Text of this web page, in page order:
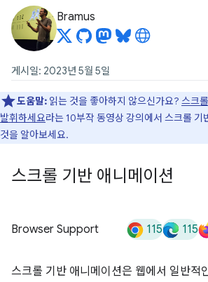
Bramus
게시일: 2023년 5월 5일
도움말: 읽는 것을 좋아하지 않으신가요? 스크
발휘하세요라는 10부작 동영상 강의에서 스크롤 기
것을 알아보세요.
스크롤 기반 애니메이션
Browser Support 115 115
스크롤 기반 애니메이션은 웹에서 일반적